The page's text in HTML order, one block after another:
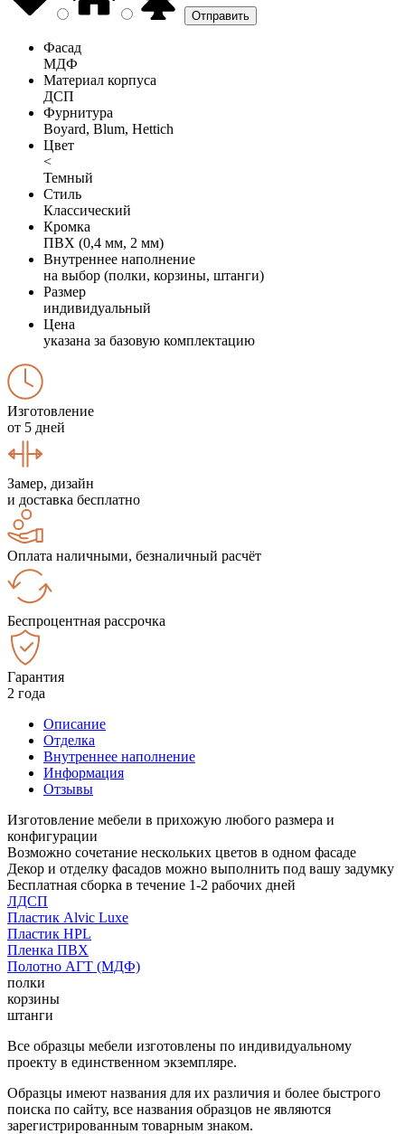
Фасад
МДФ
Материал корпуса
ДСП
Фурнитура
Boyard, Blum, Hettich
Цвет
<
Темный
Стиль
Классический
Кромка
ПВХ (0,4 мм, 2 мм)
Внутреннее наполнение
на выбор (полки, корзины, штанги)
Размер
индивидуальный
Цена
указана за базовую комплектацию
Изготовление
от 5 дней
Замер, дизайн
и доставка бесплатно
Оплата наличными, безналичный расчёт
Беспроцентная рассрочка
Гарантия
2 года
Описание
Отделка
Внутреннее наполнение
Информация
Отзывы
Изготовление мебели в прихожую любого размера и
конфигурации
Возможно сочетание нескольких цветов в одном фасаде
Декор и отделку фасадов можно выполнить под вашу задумку
Бесплатная сборка в течение 1-2 рабочих дней
ЛДСП
Пластик Alvic Luxe
Пластик HPL
Пленка ПВХ
Полотно АГТ (МДФ)
полки
корзины
штанги
Все образцы мебели изготовлены по индивидуальному
проекту в единственном экземпляре.
Образцы имеют названия для их различия и более быстрого
поиска по сайту, все названия образцов не являются
зарегистрированным товарным знаком.